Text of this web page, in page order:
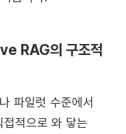
RAG의 구조적
파일럿 수준에서
적으로 와 닿는